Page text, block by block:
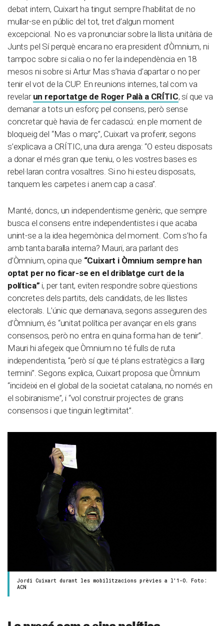
debat intern, Cuixart ha tingut sempre l’habilitat de no
mullar-se en públic del tot, tret d’algun moment
excepcional. No es va pronunciar sobre la llista unitària de
Junts pel Sí perquè encara no era president d’Òmnium, ni
tampoc sobre si calia o no fer la independència en 18
mesos ni sobre si Artur Mas s’havia d’apartar o no per
tenir el vot de la CUP. En reunions internes, tal com va
revelar un reportatge de Roger Palà a CRÍTIC, sí que va
demanar a tots un esforç pel consens, però sense
concretar què havia de fer cadascú: en ple moment de
bloqueig del “Mas o març”, Cuixart va proferir, segons
s’explicava a CRÍTIC, una dura arenga: “O esteu disposats
a donar el més gran que teniu, o les vostres bases es
rebel·laran contra vosaltres. Si no hi esteu disposats,
tanquem les carpetes i anem cap a casa”.
Manté, doncs, un independentisme genèric, que sempre
busca el consens entre independentistes i que acaba
unint-se a la idea hegemònica del moment. Com s’ho fa
amb tanta baralla interna? Mauri, ara parlant des
d’Òmnium, opina que “Cuixart i Òmnium sempre han
optat per no ficar-se en el driblatge curt de la
política” i, per tant, eviten respondre sobre qüestions
concretes dels partits, dels candidats, de les llistes
electorals. L’únic que demanava, segons asseguren des
d’Òmnium, és “unitat política per avançar en els grans
consensos, però no entra en quina forma han de tenir”.
Mauri hi afegeix que Òmnium no té fulls de ruta
independentista, “però sí que té plans estratègics a llarg
termini”. Segons explica, Cuixart proposa que Òmnium
“incideixi en el global de la societat catalana, no només en
el sobiranisme”, i “vol construir projectes de grans
consensos i que tinguin legitimitat”.
Jordi Cuixart durant les mobilitzacions prèvies a l'1-O. Foto:
ACN